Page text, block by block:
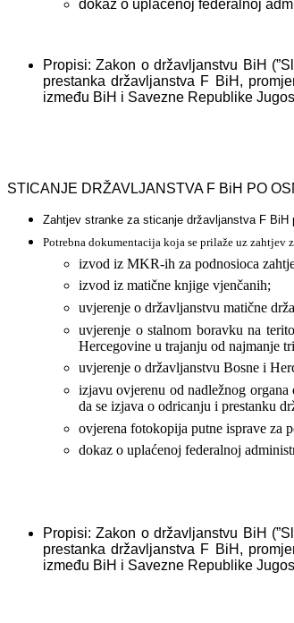
dokaz o uplaćenoj federalnoj
Propisi: Zakon o državljanstvu BiH
prestanka državljanstva F BiH,
između BiH i Savezne Republike
STICANJE DRŽAVLJANSTVA F BiH PO
Zahtjev stranke za sticanje državljanstva F
Potrebna dokumentacija koja se prilaže uz
izvod iz MKR-ih za podnosioca
izvod iz matične knjige vjenčanih;
uvjerenje o državljanstvu matične
uvjerenje o stalnom boravku na
Hercegovine u trajanju od najmanje
uvjerenje o državljanstvu Bosne i
izjavu ovjerenu od nadležnog
da se izjava o odricanju i prestanku
ovjerena fotokopija putne isprave za
dokaz o uplaćenoj federalnoj
Propisi: Zakon o državljanstvu BiH
prestanka državljanstva F BiH,
između BiH i Savezne Republike